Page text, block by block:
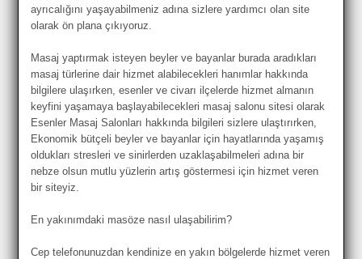
ayrıcalığını yaşayabilmeniz adına sizlere yardımcı olan site
olarak ön plana çıkıyoruz.
Masaj yaptırmak isteyen beyler ve bayanlar burada aradıkları
masaj türlerine dair hizmet alabilecekleri hanımlar hakkında
bilgilere ulaşırken, esenler ve civarı ilçelerde hizmet almanın
keyfini yaşamaya başlayabilecekleri masaj salonu sitesi olarak
Esenler Masaj Salonları hakkında bilgileri sizlere ulaştırırken,
Ekonomik bütçeli beyler ve bayanlar için hayatlarında yaşamış
oldukları stresleri ve sinirlerden uzaklaşabilmeleri adına bir
nebze olsun mutlu yüzlerin artış göstermesi için hizmet veren
bir siteyiz.
En yakınımdaki masöze nasıl ulaşabilirim?
Cep telefonunuzdan kendinize en yakın bölgelerde hizmet veren